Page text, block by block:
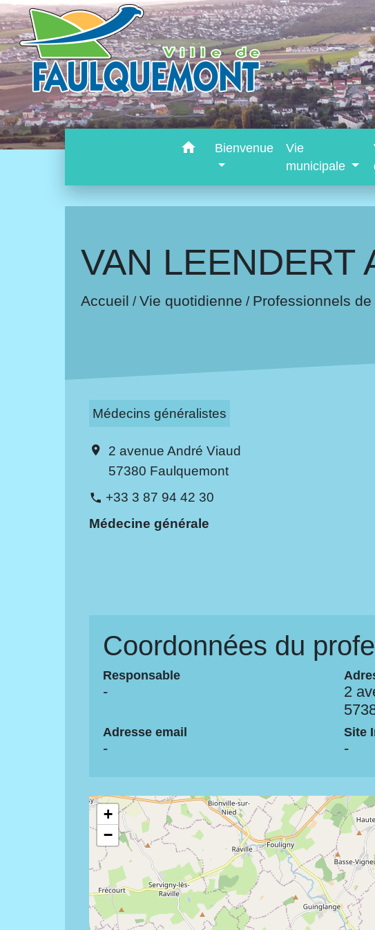
home Bienvenue
Vie
municipale
VAN LEENDERT
Accueil /Vie quotidienne / Professionnels
Médecins généralistes
location_on
2 avenue André Viaud
57380 Faulquemont
phone +33 3 87 94 42 30
Médecine générale
Coordonnées du
Responsable
-
2
Adresse email
-
Site
-
+
−